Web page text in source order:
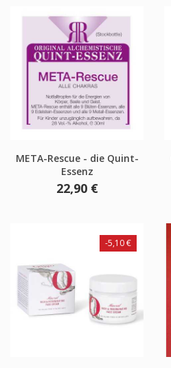
META-Rescue - die Quint-
Essenz
Preis
22,90 €
-5,10 €